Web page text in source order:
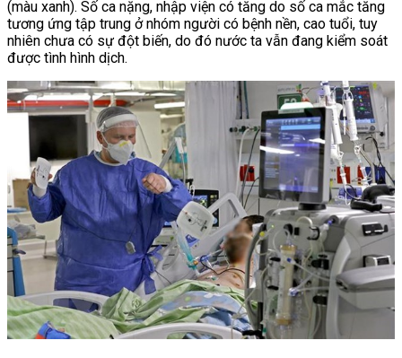
(màu xanh). Số ca nặng, nhập viện có tăng do số ca mắc tăng
tương ứng tập trung ở nhóm người có bệnh nền, cao tuổi, tuy
nhiên chưa có sự đột biến, do đó nước ta vẫn đang kiểm soát
được tình hình dịch.